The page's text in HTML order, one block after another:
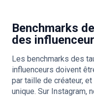
Benchmarks
des
Les benchmarks des
influenceurs doivent
par taille de créateur,
unique. Sur Instagram,